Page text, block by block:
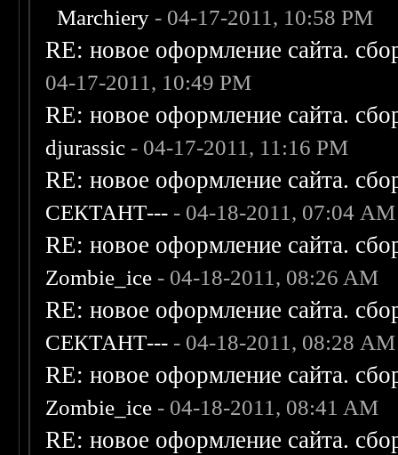
Marchiery - 04-17-2011, 10:58 PM
RE: новое оформление сайта.
04-17-2011, 10:49 PM
RE: новое оформление сайта.
djurassic - 04-17-2011, 11:16 PM
RE: новое оформление сайта.
СЕКТАНТ--- - 04-18-2011, 07:04 AM
RE: новое оформление сайта.
Zombie_ice - 04-18-2011, 08:26 AM
RE: новое оформление сайта.
СЕКТАНТ--- - 04-18-2011, 08:28 AM
RE: новое оформление сайта.
Zombie_ice - 04-18-2011, 08:41 AM
RE: новое оформление сайта.